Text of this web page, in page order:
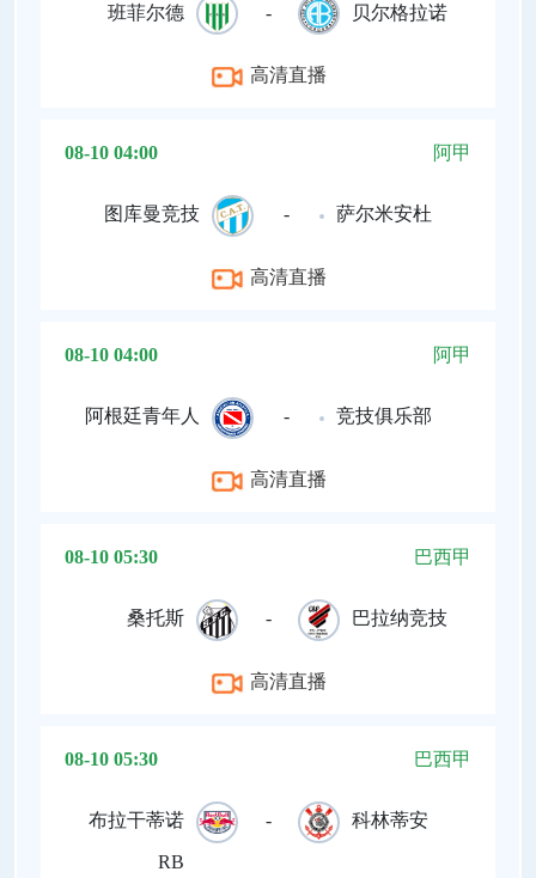
班菲尔德 - 贝尔格拉诺
高清直播
08-10 04:00 阿甲
图库曼竞技 - 萨尔米安杜
高清直播
08-10 04:00 阿甲
阿根廷青年人 - 竞技俱乐部
高清直播
08-10 05:30 巴西甲
桑托斯 - 巴拉纳竞技
高清直播
08-10 05:30 巴西甲
布拉干蒂诺
RB
- 科林蒂安